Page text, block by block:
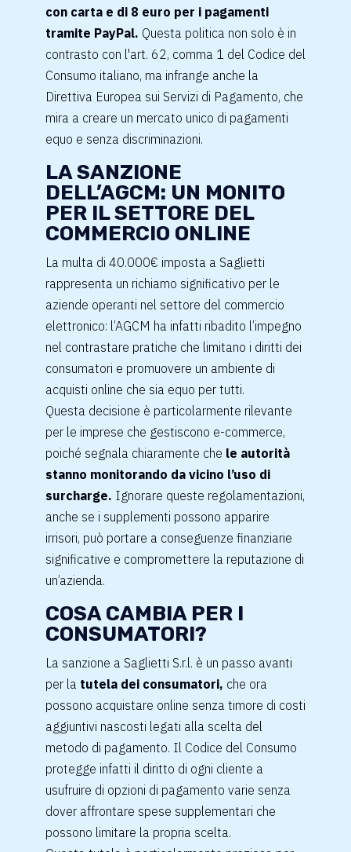
con carta e di 8 euro per i pagamenti
tramite PayPal. Questa politica non solo è in
contrasto con l'art. 62, comma 1 del Codice del
Consumo italiano, ma infrange anche la
Direttiva Europea sui Servizi di Pagamento, che
mira a creare un mercato unico di pagamenti
equo e senza discriminazioni.
LA SANZIONE
DELL’AGCM: UN MONITO
PER IL SETTORE DEL
COMMERCIO ONLINE
La multa di 40.000€ imposta a Saglietti
rappresenta un richiamo significativo per le
aziende operanti nel settore del commercio
elettronico: l’AGCM ha infatti ribadito l’impegno
nel contrastare pratiche che limitano i diritti dei
consumatori e promuovere un ambiente di
acquisti online che sia equo per tutti.
Questa decisione è particolarmente rilevante
per le imprese che gestiscono e-commerce,
poiché segnala chiaramente che le autorità
stanno monitorando da vicino l’uso di
surcharge. Ignorare queste regolamentazioni,
anche se i supplementi possono apparire
irrisori, può portare a conseguenze finanziarie
significative e compromettere la reputazione di
un’azienda.
COSA CAMBIA PER I
CONSUMATORI?
La sanzione a Saglietti S.r.l. è un passo avanti
per la tutela dei consumatori, che ora
possono acquistare online senza timore di costi
aggiuntivi nascosti legati alla scelta del
metodo di pagamento. Il Codice del Consumo
protegge infatti il diritto di ogni cliente a
usufruire di opzioni di pagamento varie senza
dover affrontare spese supplementari che
possono limitare la propria scelta.